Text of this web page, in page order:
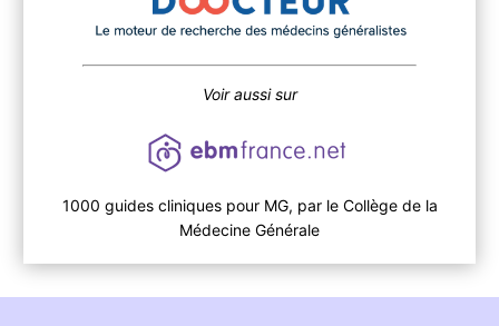
Voir aussi sur
1000 guides cliniques pour MG, par le Collège de la
Médecine Générale